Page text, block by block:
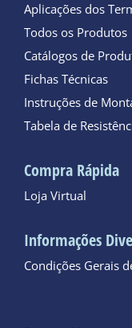
Aplicações dos
Todos os Produtos
Catálogos de
Fichas Técnicas
Instruções de
Tabela de
Compra Rápida
Loja Virtual
Informações
Condições Gerais